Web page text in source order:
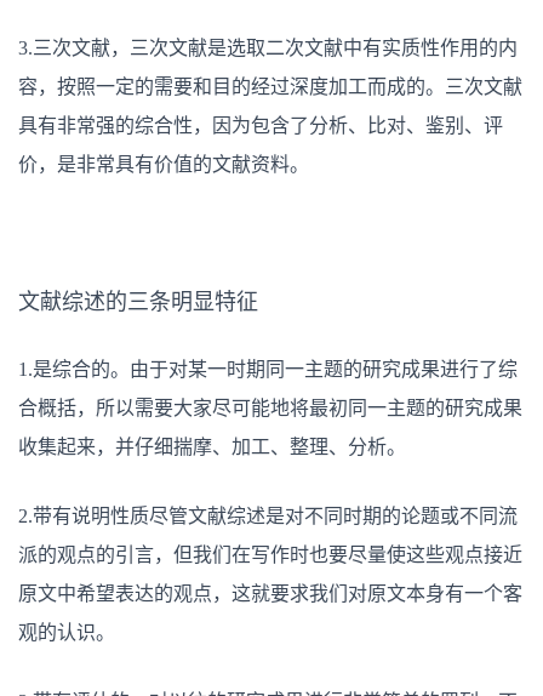
3.三次文献，三次文献是选取二次文献中有实质性作用的内
容，按照一定的需要和目的经过深度加工而成的。三次文献
具有非常强的综合性，因为包含了分析、比对、鉴别、评
价，是非常具有价值的文献资料。
文献综述的三条明显特征
1.是综合的。由于对某一时期同一主题的研究成果进行了综
合概括，所以需要大家尽可能地将最初同一主题的研究成果
收集起来，并仔细揣摩、加工、整理、分析。
2.带有说明性质尽管文献综述是对不同时期的论题或不同流
派的观点的引言，但我们在写作时也要尽量使这些观点接近
原文中希望表达的观点，这就要求我们对原文本身有一个客
观的认识。